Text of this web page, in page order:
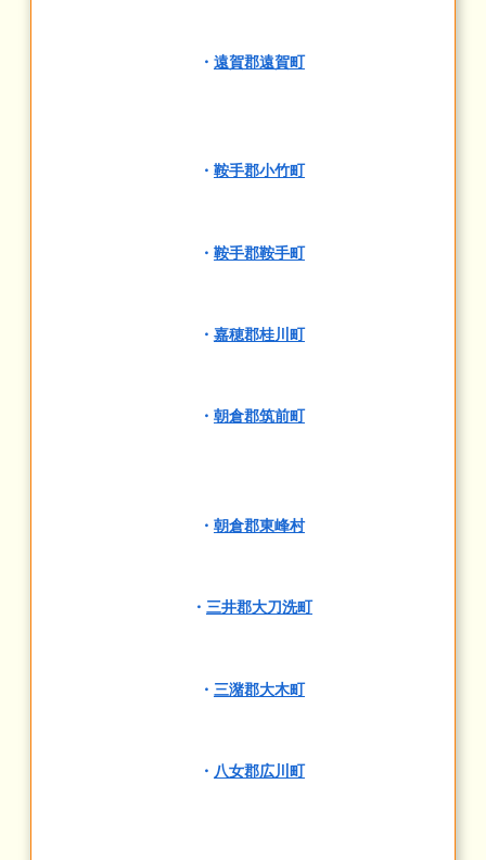
・ 遠賀郡遠賀町
・ 鞍手郡小竹町
・ 鞍手郡鞍手町
・ 嘉穂郡桂川町
・ 朝倉郡筑前町
・ 朝倉郡東峰村
・ 三井郡大刀洗町
・ 三潴郡大木町
・ 八女郡広川町